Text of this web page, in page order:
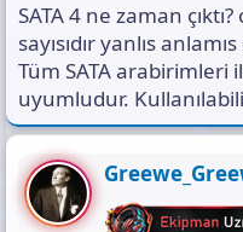
SATA 4 ne zaman
sayısıdır yanlıs
Tüm SATA arabirimleri
uyumludur.